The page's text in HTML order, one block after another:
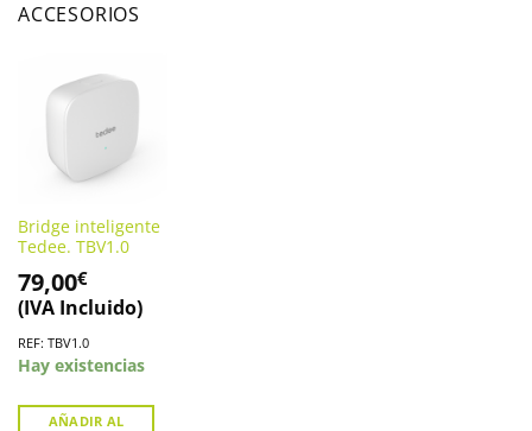
ACCESORIOS
Bridge inteligente
Tedee. TBV1.0
79,00€
(IVA Incluido)
REF: TBV1.0
Hay existencias
AÑADIR AL